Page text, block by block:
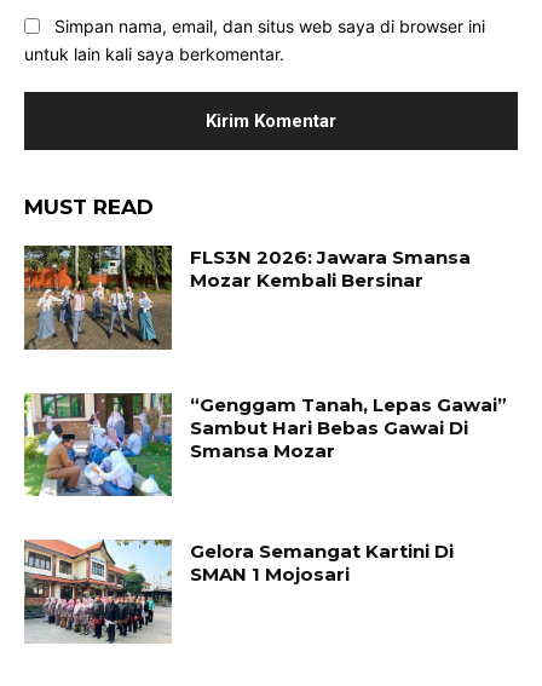
Simpan nama, email, dan situs web saya di browser ini
untuk lain kali saya berkomentar.
MUST READ
FLS3N 2026: Jawara Smansa
Mozar Kembali Bersinar
“Genggam Tanah, Lepas Gawai”
Sambut Hari Bebas Gawai Di
Smansa Mozar
Gelora Semangat Kartini Di
SMAN 1 Mojosari